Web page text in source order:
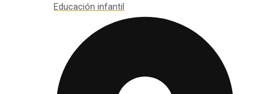
Educación infantil